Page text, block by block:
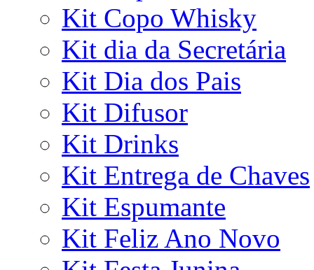
Kit Copo Whisky
Kit dia da Secretária
Kit Dia dos Pais
Kit Difusor
Kit Drinks
Kit Entrega de Chaves
Kit Espumante
Kit Feliz Ano Novo